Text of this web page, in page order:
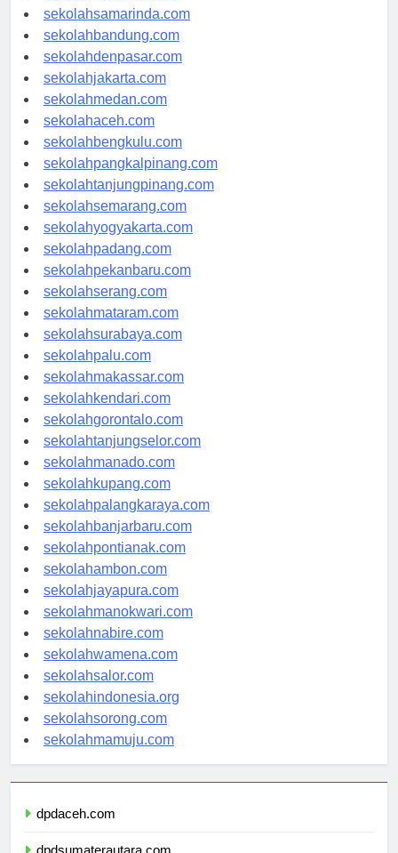
sekolahlampung.com
sekolahsamarinda.com
sekolahbandung.com
sekolahdenpasar.com
sekolahjakarta.com
sekolahmedan.com
sekolahaceh.com
sekolahbengkulu.com
sekolahpangkalpinang.com
sekolahtanjungpinang.com
sekolahsemarang.com
sekolahyogyakarta.com
sekolahpadang.com
sekolahpekanbaru.com
sekolahserang.com
sekolahmataram.com
sekolahsurabaya.com
sekolahpalu.com
sekolahmakassar.com
sekolahkendari.com
sekolahgorontalo.com
sekolahtanjungselor.com
sekolahmanado.com
sekolahkupang.com
sekolahpalangkaraya.com
sekolahbanjarbaru.com
sekolahpontianak.com
sekolahambon.com
sekolahjayapura.com
sekolahmanokwari.com
sekolahnabire.com
sekolahwamena.com
sekolahsalor.com
sekolahindonesia.org
sekolahsorong.com